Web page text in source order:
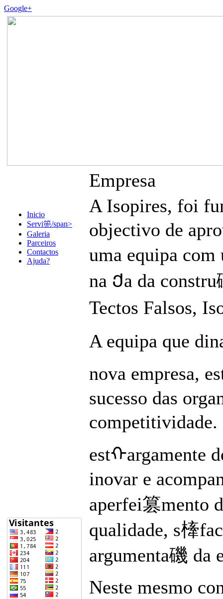
Google+
Inicio
Servi篼/span>
Galeria
Parceiros
Contactos
Ajuda?
Empresa
A Isopires, foi
objectivo de
uma equipa
na Ქa da
Tectos Falsos,
A equipa que
nova empresa,
sucesso das
competitividade.
estᠬargamente
inovar e
aperfei篡mento
qualidade, s㯠
argumenta磯 da
Neste mesmo